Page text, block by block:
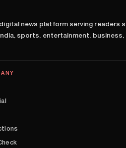
news platform serving readers
sports, entertainment,